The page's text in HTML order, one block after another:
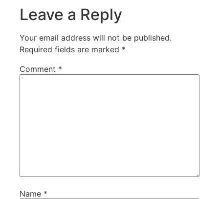
Leave a Reply
Your email address will not be published.
Required fields are marked *
Comment *
Name *